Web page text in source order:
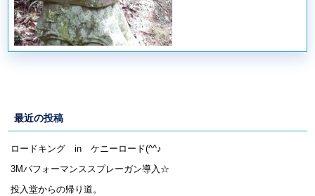
最近の投稿
ロードキング in ケニーロード(^^♪
3Mパフォーマンススプレーガン導入☆
投入堂からの帰り道。